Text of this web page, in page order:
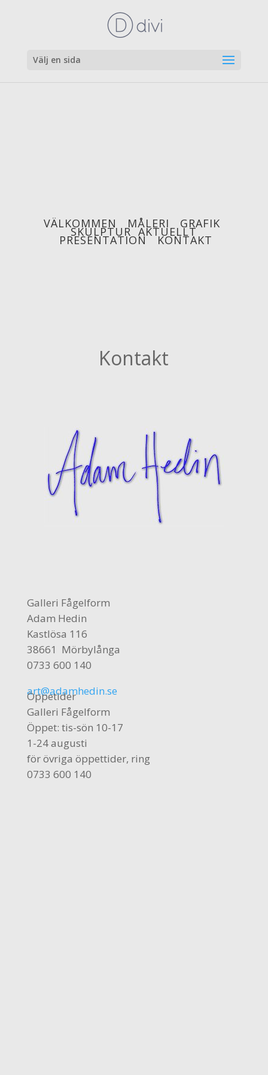
Välj en sida
VÄLKOMMEN MÅLERI GRAFIK
SKULPTUR AKTUELLT
PRESENTATION KONTAKT
Kontakt
Galleri Fågelform
Adam Hedin
Kastlösa 116
38661 Mörbylånga
0733 600 140
art@adamhedin.se
Öppetider
Galleri Fågelform
Öppet: tis-sön 10-17
1-24 augusti
för övriga öppettider, ring
0733 600 140